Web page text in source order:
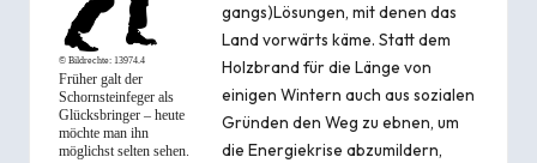
© Bildrechte: 13974.4
Früher galt der
Schornsteinfeger als
Glücksbringer – heute
möchte man ihn
möglichst selten sehen.
gangs)Lösungen, mit denen das
Land vorwärts käme. Statt dem
Holz­brand für die Länge von
einigen Wintern auch aus sozialen
Gründen den Weg zu ebnen, um
die Energie­krise abzumildern,